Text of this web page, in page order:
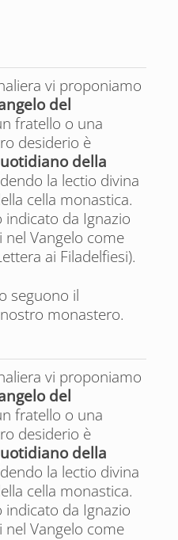
ecumeniche
i fratelli
ecumeniche
i fratelli
ecumeniche
i fratelli
vi proponiamo
del
fratello o una
desiderio è
della
la lectio divina
cella monastica.
indicato da Ignazio
nel Vangelo come
ai Filadelfiesi).
seguono il
monastero.
vi proponiamo
del
fratello o una
desiderio è
della
la lectio divina
cella monastica.
indicato da Ignazio
nel Vangelo come